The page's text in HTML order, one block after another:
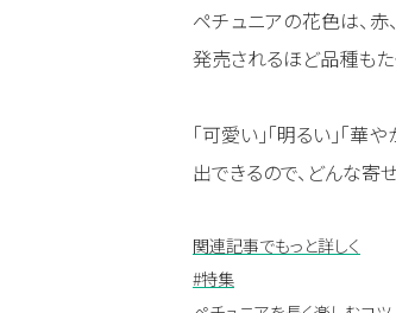
ペチュニアの花色は、赤
発売されるほど品種もた
「可愛い」「明るい」「華
出できるので、どんな寄
関連記事でもっと詳しく
#特集